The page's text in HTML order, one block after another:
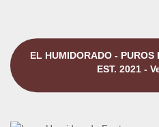
EL HUMIDORADO -
EST. 2021 -